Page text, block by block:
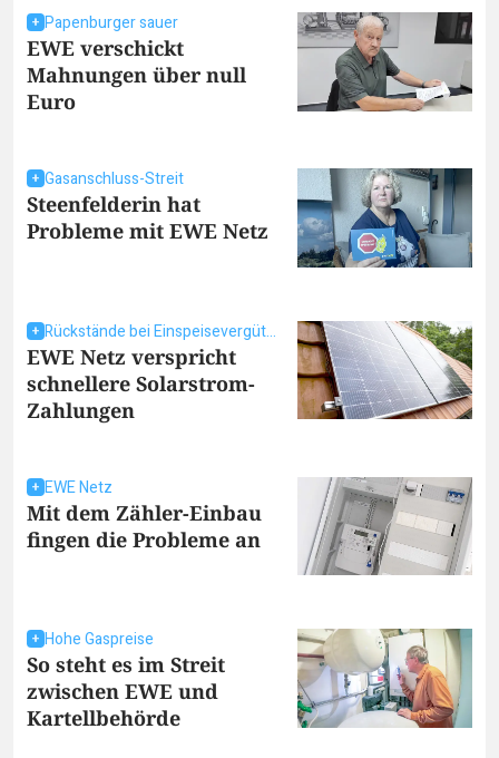
Papenburger sauer
EWE verschickt
Mahnungen über null
Euro
Gasanschluss-Streit
Steenfelderin hat
Probleme mit EWE Netz
Rückstände bei Einspeisevergütungen
EWE Netz verspricht
schnellere Solarstrom-
Zahlungen
EWE Netz
Mit dem Zähler-Einbau
fingen die Probleme an
Hohe Gaspreise
So steht es im Streit
zwischen EWE und
Kartellbehörde